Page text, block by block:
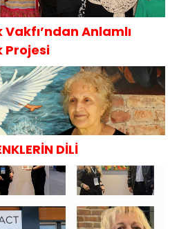
Anlamlı
Projesi
DİLİ